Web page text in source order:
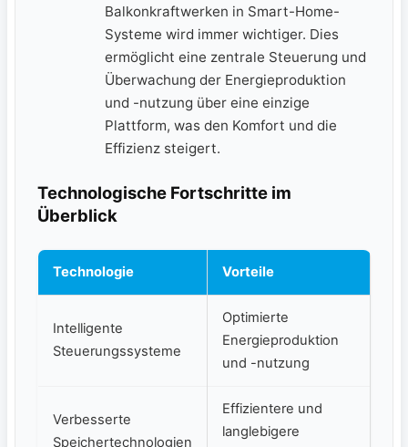
Balkonkraftwerken in Smart-Home-
Systeme wird ‍immer wichtiger. Dies
ermöglicht eine zentrale Steuerung und
Überwachung der Energieproduktion
und ⁣-nutzung über eine ​einzige
Plattform, was den Komfort und die
Effizienz steigert.
Technologische Fortschritte im
Überblick
Technologie Vorteile
Intelligente‍
Steuerungssysteme
Optimierte
Energieproduktion
und -nutzung
Verbesserte
Speichertechnologien
Effizientere und ​
langlebigere